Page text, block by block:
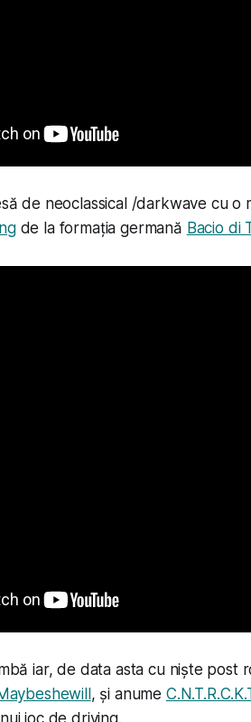
de neoclassical /darkwave cu o
de la formația germană Bacio di
iar, de data asta cu niște post
, și anume
joc de driving.